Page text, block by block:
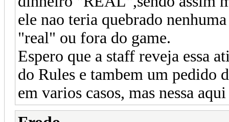
ele nao teria quebrado
"real" ou fora do game.
Espero que a staff reveja essa
do Rules e tambem um pedido
em varios casos, mas nessa